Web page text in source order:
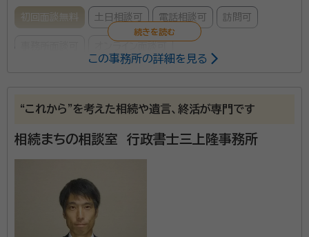
初回面談無料 土日相談可 電話相談可 訪問可
須釜 豊（すがま ゆたか）
行政書士
祉、介護保険、国民健康保険、市民税、戸籍住民票など幅広い分野の業務
を担当。 退職後、行政書士として開業し、市民生活に即した相談に対応。
相続手続きや遺言書作成を中心に、皆様の安心と解決
への「入り口」そして「道しるべ」となることを目指してお
ります。 代表の須釜豊は、同志社大学商学部卒業後、京
この事務所の詳細を見る
“これから”を考えた相続や遺言、終活が専門です
相続まちの相談室 行政書士三上隆事務所